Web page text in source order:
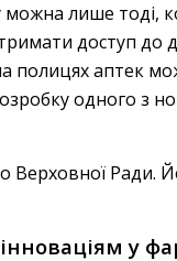
лише тоді,
доступ
полицях аптек
одного з
Верховної Ради.
у